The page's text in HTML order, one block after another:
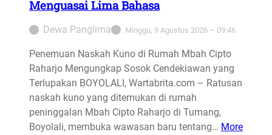
Menguasai Lima Bahasa
Dewa Panglima Minggu, 9 Agustus 2026 – 09:46
Penemuan Naskah Kuno di Rumah Mbah Cipto
Raharjo Mengungkap Sosok Cendekiawan yang
Terlupakan BOYOLALI, Wartabrita.com – Ratusan
naskah kuno yang ditemukan di rumah
peninggalan Mbah Cipto Raharjo di Tumang,
Boyolali, membuka wawasan baru tentang… More